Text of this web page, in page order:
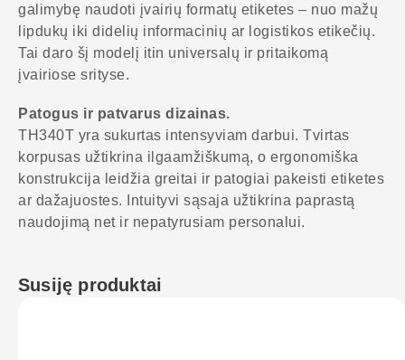
galimybę naudoti įvairių formatų etiketes – nuo mažų
lipdukų iki didelių informacinių ar logistikos etikečių.
Tai daro šį modelį itin universalų ir pritaikomą
įvairiose srityse.
Patogus ir patvarus dizainas.
TH340T yra sukurtas intensyviam darbui. Tvirtas
korpusas užtikrina ilgaamžiškumą, o ergonomiška
konstrukcija leidžia greitai ir patogiai pakeisti etiketes
ar dažajuostes. Intuityvi sąsaja užtikrina paprastą
naudojimą net ir nepatyrusiam personalui.
Susiję produktai